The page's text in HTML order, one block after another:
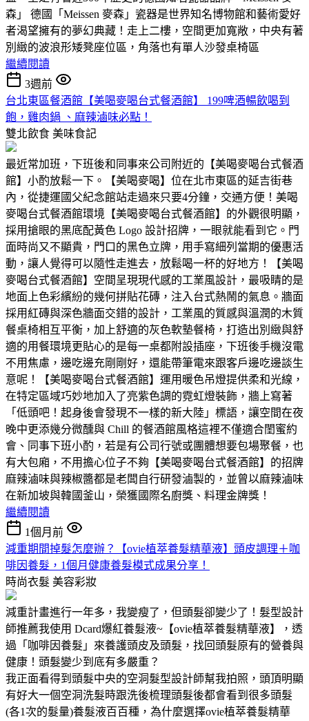
森」 德國「Meissen 麥森」瓷器是世界知名博物館和藝術愛好
者渴望擁有的夢幻典藏！走上二樓，空間更加寬敞，中央有著
別緻的波浪形矮凳座位區，角落也有單人沙發桌椅區
繼續閱讀
3週前
台北東區餐酒館【美喝麥喝台式餐酒館】 199啤酒暢飲喝到
飽，雞肉鍋 、麻辣滷味必點！
雙北飲食 美味食記
最近常加班，下班後和同事來公司附近的【美喝麥喝台式餐酒
館】小酌放鬆一下。【美喝麥喝】位在北市東區的延吉街巷
內，從捷運國父紀念館站走過來只要4分鐘，交通方便！美喝
麥喝台式餐酒館環境【美喝麥喝台式餐酒館】的外觀很明顯，
採用搶眼的黑底配黃色 Logo 設計招牌，一眼就能看到它。門
面時尚又不顯貴，門口的黑色立牌，用手寫細列當期的優惠活
動，讓人覺得可以隨性走進去，放鬆喝一杯的好地方！【美喝
麥喝台式餐酒館】空間呈現現代感的工業風設計，最吸睛的是
地面上色彩繽紛的幾何拼貼花磚，注入台式熱鬧的氣息。牆面
採用紅磚與深色牆面交錯的設計，工業風的質感與溫潤的木質
餐桌椅相互平衡，加上舒適的灰色軟墊餐椅，打造出別緻與舒
適的用餐環境更貼心的是每一桌都附設插座，下班後手機沒電
不用焦慮，邊吃邊充剛剛好，還能帶筆電來跟客戶邊吃邊談生
意呢！【美喝麥喝台式餐酒館】運用暖色吊燈提供柔和光線，
在特定區域巧妙地加入了亮紫色調的霓虹燈裝飾，牆上寫著
「低頭吧！起身後會發現不一樣的新大陸」標語，讓空間在夜
晚中更添幾分微醺與 Chill 的餐酒館風格這裡不僅適合閨蜜約
會、同事下班小酌，若是有公司行號或團體想要包場聚餐，也
有大包廂，不用擔心位子不夠【美喝麥喝台式餐酒館】的招牌
麻辣滷味與辣椒醬都是老闆自行研發滷製的，並曾以麻辣滷味
在新加坡與韓國釜山，榮獲國際名廚獎、料理金牌獎！
繼續閱讀
1個月前
減重期間掉髮怎麼辦？【ovie植萃養髮精華液】頭皮調理＋咖
啡因養髮，1個月健康養髮模式成果分享！
時尚衣髮 美容彩妝
減重計畫進行一年多，我變瘦了，但頭髮卻變少了！髮型設計
師推薦我使用 Dcard爆紅養髮液~【ovie植萃養髮精華液】，透
過「咖啡因養髮」來養護頭皮及頭髮，找回頭髮原有的營養與
健康！頭髮變少到底有多嚴重？
我正面看得到頭髮中央的空洞髮型設計師幫我拍照，頭頂明顯
有好大一個空洞洗髮時跟洗後梳理頭髮後都會看到很多頭髮
(各1次的髮量)養髮液百百種，為什麼選擇ovie植萃養髮精華